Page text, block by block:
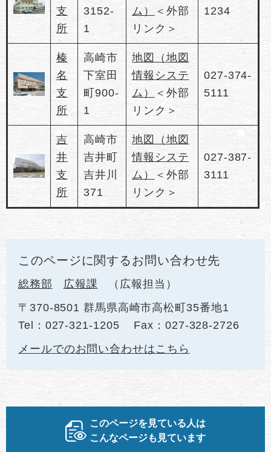
支
所
3152-
1
ム）
＜外部
リンク＞
1234
榛
名
支
所
高崎市
下室田
町900-
1
地図（地図
情報システ
ム）
＜外部
リンク＞
027-374-
5111
吉
井
支
所
高崎市
吉井町
吉井川
371
地図（地図
情報システ
ム）
＜外部
リンク＞
027-387-
3111
このページに関するお問い合わせ先
総務部 広報課
広報担当
〒370-8501 群馬県高崎市高松町35番地1
Tel：027-321-1205
Fax：027-328-2726
メールでのお問い合わせはこちら
このページを見ている人は
こんなページも見ています